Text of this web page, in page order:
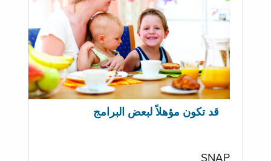
قد تكون مؤهلاً لبعض البرامج
SNAP